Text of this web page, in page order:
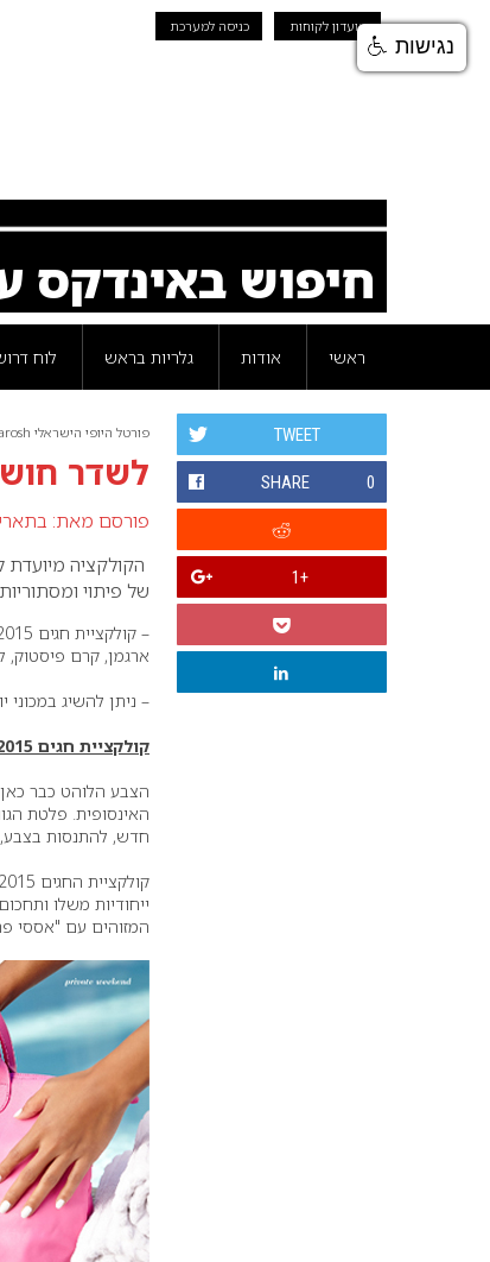
מועדון לקוחות כניסה למערכת
חיפוש באינדקס
ראשי אודות גלריות בראש לוח
פורטל היופי הישראלי Barosh
לשדר
פורסם מאת: בתאריך: 2
TWEET
SHARE 0
+1
הקולקציה
של פיתוי
ארגמן, קרם פיסטוק,
– ניתן להשיג במכוני
קולקציית חגים 2015:
הצבע הלוהט כבר
האינסופית. פלטת
חדש, להתנסות
ייחודיות משלו
המזוהים עם "אססי
נגישות